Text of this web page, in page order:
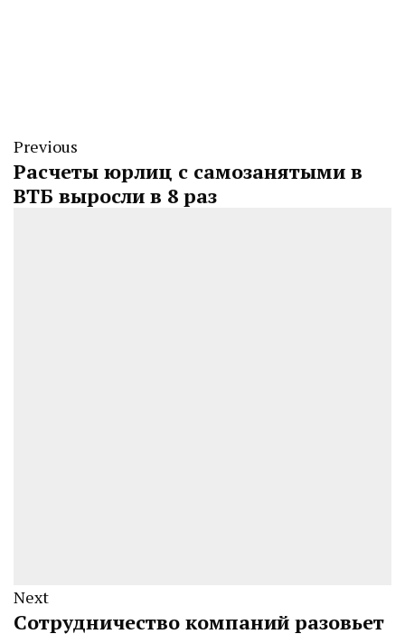
Previous
Расчеты юрлиц с самозанятыми в
ВТБ выросли в 8 раз
Next
Сотрудничество компаний разовьет